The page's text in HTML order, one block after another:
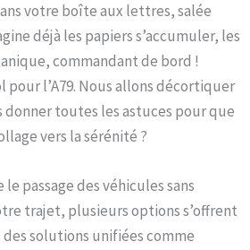
votre boîte aux lettres, salée
déjà les papiers s’accumuler, les
commandant de bord !
l’A79. Nous allons décortiquer
donner toutes les astuces pour que
vers la sérénité ?
passage des véhicules sans
trajet, plusieurs options s’offrent
solutions unifiées comme